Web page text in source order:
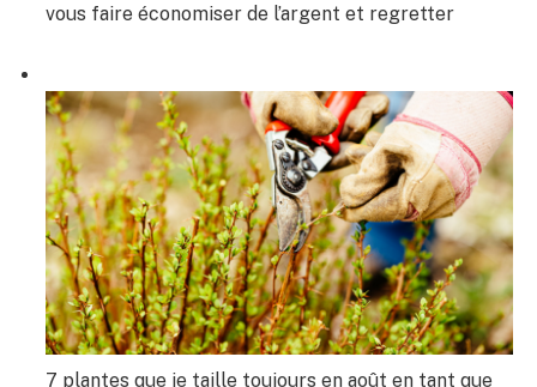
vous faire économiser de l’argent et regretter
7 plantes que je taille toujours en août en tant que